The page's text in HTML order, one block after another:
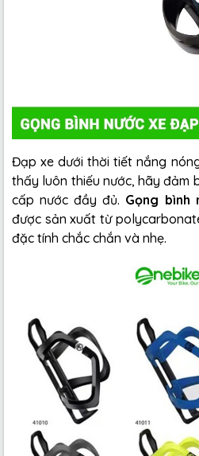
Đạp xe dưới thời tiết nắng
thấy luôn thiếu nước, hãy đảm
cấp nước đầy đủ. Gọng bình
được sản xuất từ
đặc tính chắc chắn và nhẹ.